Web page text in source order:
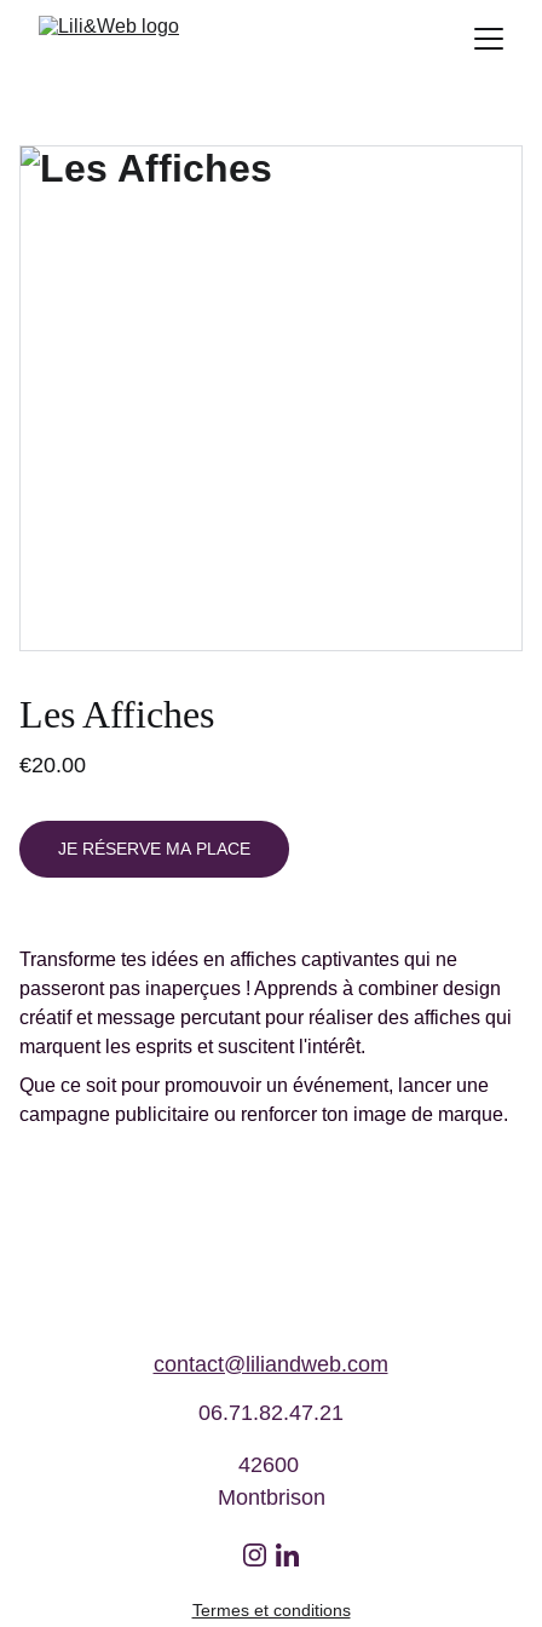
Les Affiches
€20.00
JE RÉSERVE MA PLACE
Transforme tes idées en affiches captivantes qui ne
passeront pas inaperçues ! Apprends à combiner design
créatif et message percutant pour réaliser des affiches qui
marquent les esprits et suscitent l'intérêt.
Que ce soit pour promouvoir un événement, lancer une
campagne publicitaire ou renforcer ton image de marque.
Termes et conditions
contact@liliandweb.com
06.71.82.47.21
42600
Montbrison